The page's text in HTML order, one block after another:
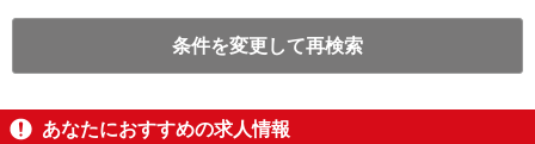
条件を変更して再検索
あなたにおすすめの求人情報